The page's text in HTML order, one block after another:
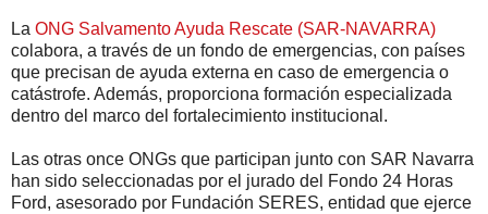
La ONG Salvamento Ayuda Rescate (SAR-NAVARRA)
colabora, a través de un fondo de emergencias, con países
que precisan de ayuda externa en caso de emergencia o
catástrofe. Además, proporciona formación especializada
dentro del marco del fortalecimiento institucional.
Las otras once ONGs que participan junto con SAR Navarra
han sido seleccionadas por el jurado del Fondo 24 Horas
Ford, asesorado por Fundación SERES, entidad que ejerce